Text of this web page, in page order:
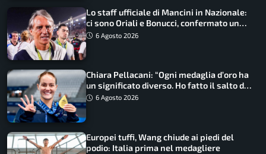
Lo staff ufficiale di Mancini in Nazionale:
ci sono Oriali e Bonucci, confermato un
ritorno
6 Agosto 2026
Chiara Pellacani: “Ogni medaglia d’oro ha
un significato diverso. Ho fatto il salto di
qualità”
6 Agosto 2026
Europei tuffi, Wang chiude ai piedi del
podio: Italia prima nel medagliere